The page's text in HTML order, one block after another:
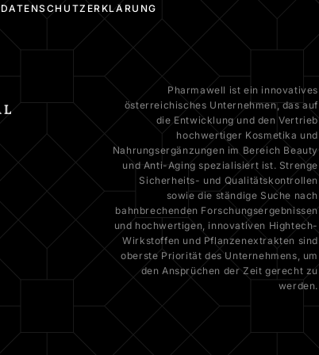
DATENSCHUTZERKLÄRUNG
Pharmawell ist ein innovatives
österreichisches Unternehmen, das auf
die Entwicklung und den Vertrieb
hochwertiger Kosmetika und
Nahrungsergänzungen im Bereich Beauty
und Anti-Aging spezialisiert ist. Strenge
Sicherheits- und Qualitätskontrollen
sowie die ständige Suche nach
bahnbrechenden Forschungsergebnissen
und hochwertigen, innovativen Hightech-
Wirkstoffen und Pflanzenextrakten sind
oberste Priorität des Unternehmens, um
den Ansprüchen der Zeit gerecht zu
werden.